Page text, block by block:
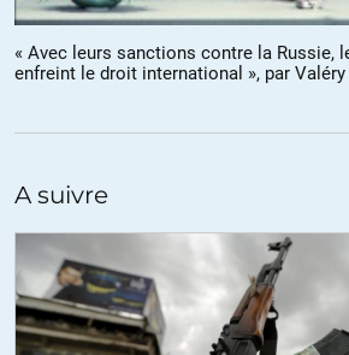
Que cela vous serve de leçons,
STALINISME .
Je le sais, je le sais, ce raisonnement
mais, l’école des Cadres des Partis
Pauvres de nous Camarades c’est à
enfoncé par ses contradictions s’y trouve
jusqu’au cou !
+3 ALERTER
« Avec leurs sanctions contre la Russie,
enfreint le droit international », par Valéry
A suivre